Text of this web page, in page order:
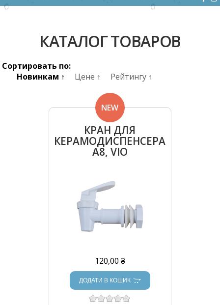
КАТАЛОГ ТОВАРОВ
Сортировать по:
Новинкам ↑
Цене ↑ Рейтингу ↑
КРАН ДЛЯ
КЕРАМОДИСПЕНСЕРА
A8, VIO
NEW
120,00 ₴
ДОДАТИ В КОШИК